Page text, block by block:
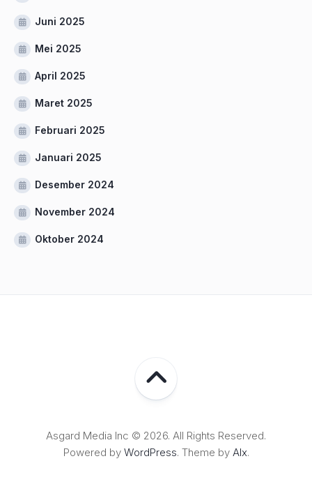
Juni 2025
Mei 2025
April 2025
Maret 2025
Februari 2025
Januari 2025
Desember 2024
November 2024
Oktober 2024
Asgard Media Inc © 2026. All Rights Reserved.
Powered by WordPress. Theme by Alx.